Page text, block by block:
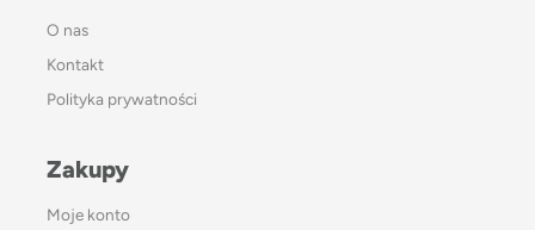
O nas
Kontakt
Polityka prywatności
Zakupy
Moje konto